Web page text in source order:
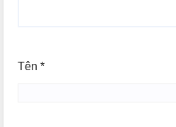
Tên *